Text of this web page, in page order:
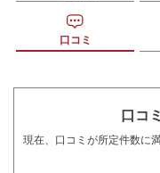
口コミ
口コ
現在、口コミが所定件数に